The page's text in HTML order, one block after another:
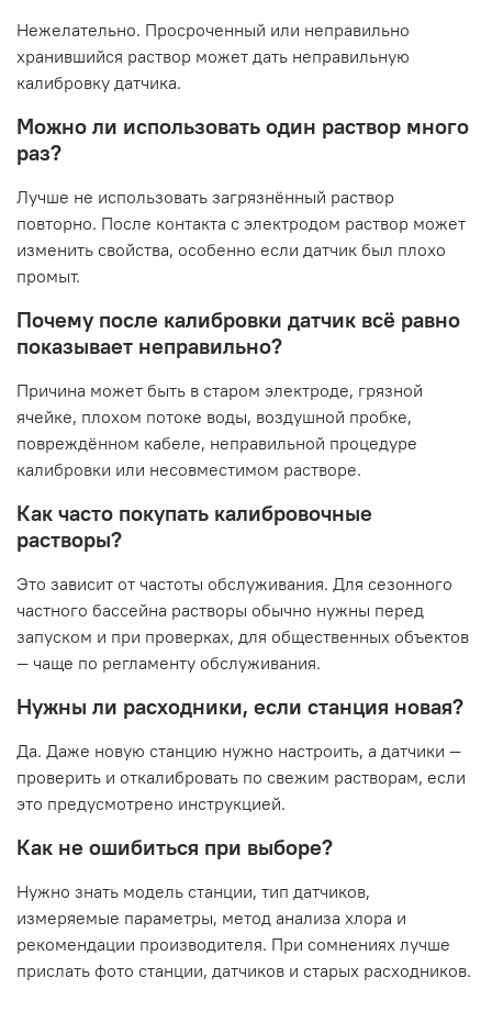
Нежелательно. Просроченный или неправильно
хранившийся раствор может дать неправильную
калибровку датчика.
Можно ли использовать один раствор много
раз?
Лучше не использовать загрязнённый раствор
повторно. После контакта с электродом раствор может
изменить свойства, особенно если датчик был плохо
промыт.
Почему после калибровки датчик всё равно
показывает неправильно?
Причина может быть в старом электроде, грязной
ячейке, плохом потоке воды, воздушной пробке,
повреждённом кабеле, неправильной процедуре
калибровки или несовместимом растворе.
Как часто покупать калибровочные
растворы?
Это зависит от частоты обслуживания. Для сезонного
частного бассейна растворы обычно нужны перед
запуском и при проверках, для общественных объектов
— чаще по регламенту обслуживания.
Нужны ли расходники, если станция новая?
Да. Даже новую станцию нужно настроить, а датчики —
проверить и откалибровать по свежим растворам, если
это предусмотрено инструкцией.
Как не ошибиться при выборе?
Нужно знать модель станции, тип датчиков,
измеряемые параметры, метод анализа хлора и
рекомендации производителя. При сомнениях лучше
прислать фото станции, датчиков и старых расходников.